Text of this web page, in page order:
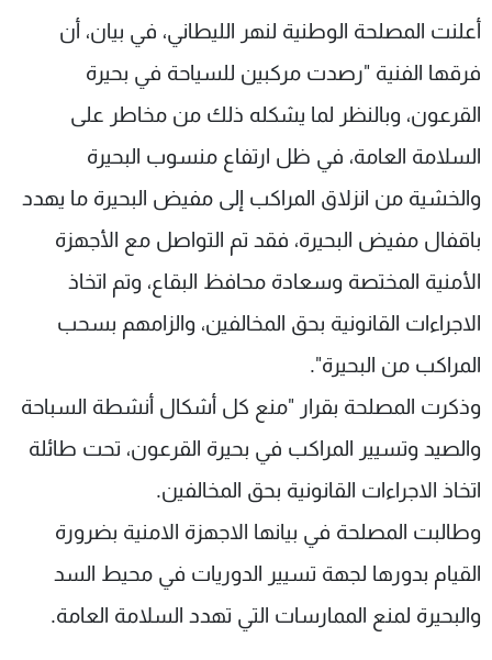
أعلنت المصلحة الوطنية لنهر الليطاني، في بيان، أن
فرقها الفنية "رصدت مركبين للسياحة في بحيرة
القرعون، وبالنظر لما يشكله ذلك من مخاطر على
السلامة العامة، في ظل ارتفاع منسوب البحيرة
والخشية من انزلاق المراكب إلى مفيض البحيرة ما يهدد
باقفال مفيض البحيرة، فقد تم التواصل مع الأجهزة
الأمنية المختصة وسعادة محافظ البقاع، وتم اتخاذ
الاجراءات القانونية بحق المخالفين، والزامهم بسحب
المراكب من البحيرة".
وذكرت المصلحة بقرار "منع كل أشكال أنشطة السباحة
والصيد وتسيير المراكب في بحيرة القرعون، تحت طائلة
اتخاذ الاجراءات القانونية بحق المخالفين.
وطالبت المصلحة في بيانها الاجهزة الامنية بضرورة
القيام بدورها لجهة تسيير الدوريات في محيط السد
والبحيرة لمنع الممارسات التي تهدد السلامة العامة.
شاهد البرامج
عن MTV
الإنـتـاج
وظائف
تواصل معنا
شروط الإسـتخدام
سياسة الخصوصية